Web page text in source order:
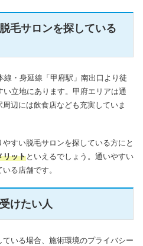
毛サロンを探している
線・身延線「甲府駅」南出口より徒
立地にあります。甲府エリアは通
辺には飲食店なども充実していま
すい脱毛サロンを探している方にと
リットといえるでしょう。通いやすい
る店舗です。
けたい人
いる場合、施術環境のプライバシー